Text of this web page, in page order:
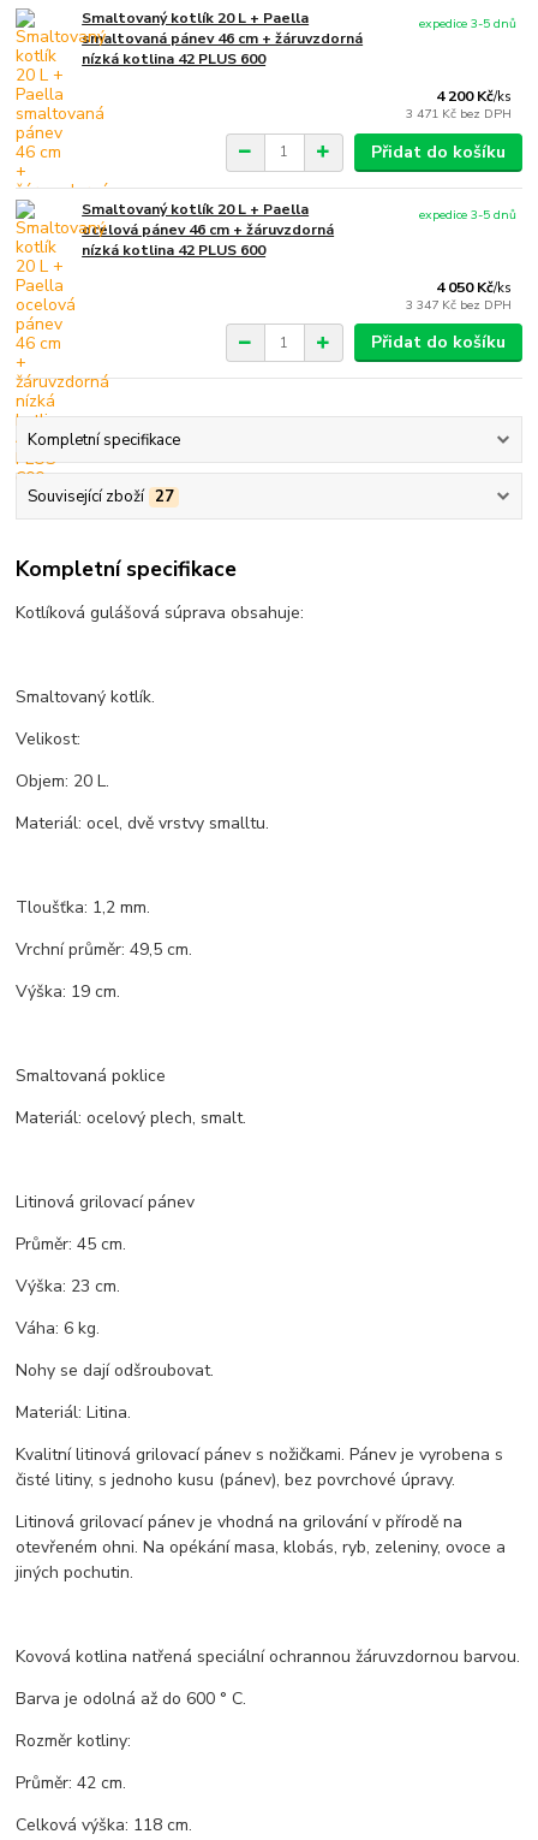
Smaltovaný kotlík 20 L + Paella
smaltovaná pánev 46 cm + žáruvzdorná
nízká kotlina 42 PLUS 600
4 200 Kč/ks
3 471 Kč bez DPH
expedice 3-5 dnů
Přidat do košíku
Smaltovaný kotlík 20 L + Paella
ocelová pánev 46 cm + žáruvzdorná
nízká kotlina 42 PLUS 600
4 050 Kč/ks
3 347 Kč bez DPH
expedice 3-5 dnů
Přidat do košíku
Kompletní specifikace
Související zboží 27
Kompletní specifikace
Kotlíková gulášová súprava obsahuje:
Smaltovaný kotlík.
Velikost:
Objem: 20 L.
Materiál: ocel, dvě vrstvy smalltu.
Tloušťka: 1,2 mm.
Vrchní průměr: 49,5 cm.
Výška: 19 cm.
Smaltovaná poklice
Materiál: ocelový plech, smalt.
Litinová grilovací pánev
Průměr: 45 cm.
Výška: 23 cm.
Váha: 6 kg.
Nohy se dají odšroubovat.
Materiál: Litina.
Kvalitní litinová grilovací pánev s nožičkami. Pánev je vyrobena s
čisté litiny, s jednoho kusu (pánev), bez povrchové úpravy.
Litinová grilovací pánev je vhodná na grilování v přírodě na
otevřeném ohni. Na opékání masa, klobás, ryb, zeleniny, ovoce a
jiných pochutin.
Kovová kotlina natřená speciální ochrannou žáruvzdornou barvou.
Barva je odolná až do 600 ° C.
Rozměr kotliny:
Průměr: 42 cm.
Celková výška: 118 cm.